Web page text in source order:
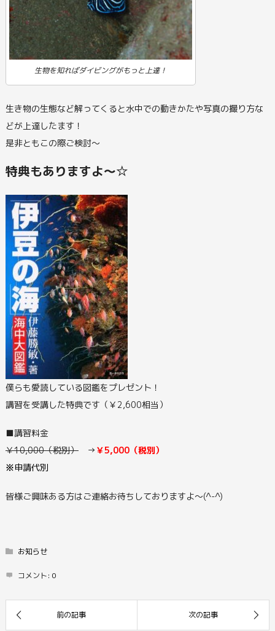
生物を知ればダイビングがもっと上達！
生き物の生態など解ってくると水中での動きかたや写真の撮り方な
どが上達したます！
是非ともこの際ご検討～
特典もありますよ～☆
僕らも愛読している図鑑をプレゼント！
講習を受講した特典です（￥2,600相当）
■講習料金
￥10,000（税別）→￥5,000（税別）
※申請代別
皆様ご興味ある方はご連絡お待ちしておりますよ～(^-^)
お知らせ
コメント: 0